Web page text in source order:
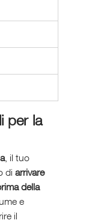
per la
, il tuo
di arrivare
della
e
il